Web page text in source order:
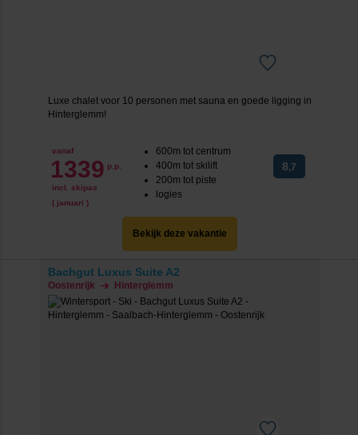
Luxe chalet voor 10 personen met sauna en goede ligging in
Hinterglemm!
vanaf
1339 p.p.
incl. skipas
( januari )
600m tot centrum
400m tot skilift
200m tot piste
logies
8,7
Bekijk deze vakantie
Bachgut Luxus Suite A2
Oostenrijk Hinterglemm